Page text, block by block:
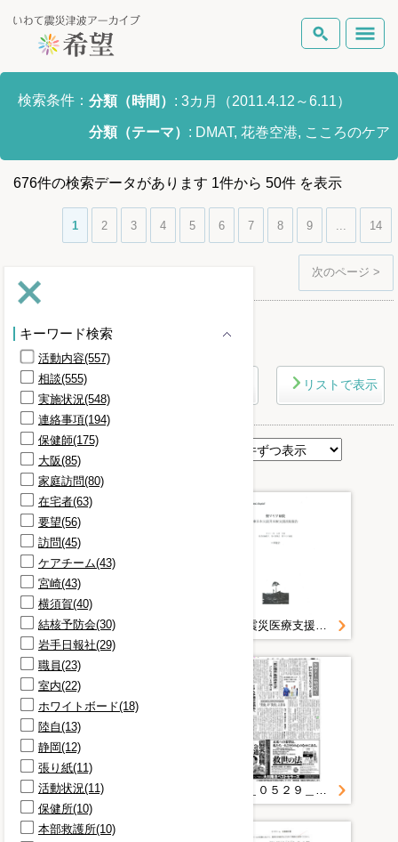
いわて震災津波アーカイブとは
岩手県の被害状況
復興の軌跡
ピックアップコンテンツ
テーマから探す 地図から探す 詳細検索
検索条件： 分類（時間） : 3カ月（2011.4.12～6.11）
分類（テーマ） : DMAT, 花巻空港, こころのケア
676件の検索データがあります 1件から 50件 を表示
1 2 3 4 5 6 7 8 9 ... 14
次のページ >
さらに条件を詳しく
リストで表示
表示順
キーワード検索
活動内容(557)
相談(555)
実施状況(548)
連絡事項(194)
保健師(175)
大阪(85)
家庭訪問(80)
在宅者(63)
要望(56)
訪問(45)
ケアチーム(43)
宮崎(43)
横須賀(40)
結核予防会(30)
岩手日報社(29)
職員(23)
室内(22)
ホワイトボード(18)
陸自(13)
静岡(12)
張り紙(11)
活動状況(11)
保健所(10)
本部救護所(10)
東日本大震災医療支援活動報告 中間報告 聖マリア病院
２０１１＿０５２９＿２＿医療チーム撤退続く 県内被災地 医師不足の中、正念場